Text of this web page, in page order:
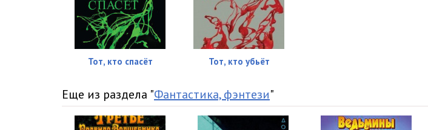
02_02_Poslednyaya noch
02_03_Karty
02_04_Besplodnaya zemlya
02_06_Ya proizvozhu vpechatlenie na Ledzher
Тот, кто спасёт Тот, кто убьёт
Еще из раздела "Фантастика, фэнтези"